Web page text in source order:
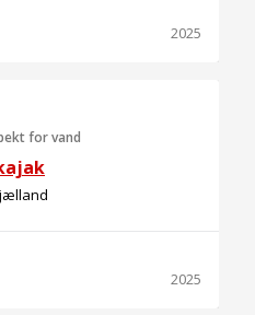
2025
for vand
2025